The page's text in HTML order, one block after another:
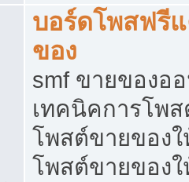
บอร์ดโพสฟรี
ของ
smf ขายของอ
เทคนิคการโพ
โพสต์ขายของ
โพสต์ขายของ